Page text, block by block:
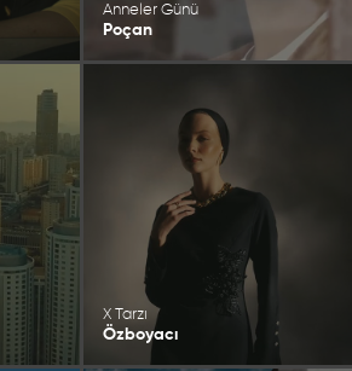
Anneler Günü
Poçan
X Tarzı
Özboyacı